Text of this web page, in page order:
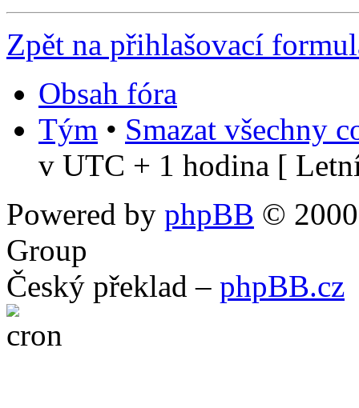
Zpět na přihlašovací
Obsah fóra
Tým • Smazat všechny
v UTC + 1 hodina [
Powered by phpBB ©
Group
Český překlad – phpBB.cz